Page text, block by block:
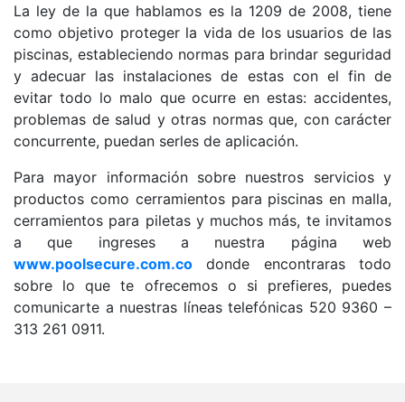
La ley de la que hablamos es la 1209 de 2008, tiene
como objetivo proteger la vida de los usuarios de las
piscinas, estableciendo normas para brindar seguridad
y adecuar las instalaciones de estas con el fin de
evitar todo lo malo que ocurre en estas: accidentes,
problemas de salud y otras normas que, con carácter
concurrente, puedan serles de aplicación.
Para mayor información sobre nuestros servicios y
productos como cerramientos para piscinas en malla,
cerramientos para piletas y muchos más, te invitamos
a que ingreses a nuestra página web
www.poolsecure.com.co donde encontraras todo
sobre lo que te ofrecemos o si prefieres, puedes
comunicarte a nuestras líneas telefónicas 520 9360 –
313 261 0911.